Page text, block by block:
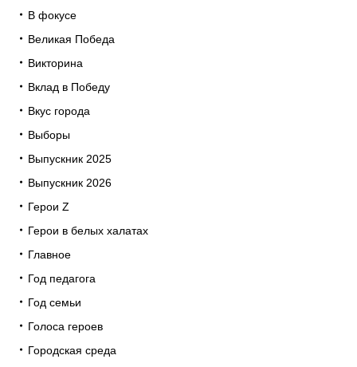
В фокусе
Великая Победа
Викторина
Вклад в Победу
Вкус города
Выборы
Выпускник 2025
Выпускник 2026
Герои Z
Герои в белых халатах
Главное
Год педагога
Год семьи
Голоса героев
Городская среда